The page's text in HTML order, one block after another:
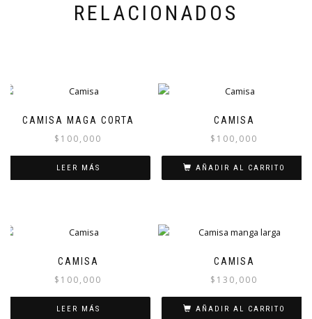
RELACIONADOS
CAMISA MAGA CORTA
$ 100,000
LEER MÁS
CAMISA
$ 100,000
AÑADIR AL CARRITO
CAMISA
$ 100,000
LEER MÁS
CAMISA
$ 130,000
AÑADIR AL CARRITO